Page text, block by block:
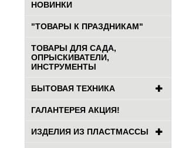
НОВИНКИ
"ТОВАРЫ К ПРАЗДНИКАМ"
ТОВАРЫ ДЛЯ САДА,
ОПРЫСКИВАТЕЛИ,
ИНСТРУМЕНТЫ
БЫТОВАЯ ТЕХНИКА
ГАЛАНТЕРЕЯ АКЦИЯ!
ИЗДЕЛИЯ ИЗ ПЛАСТМАССЫ